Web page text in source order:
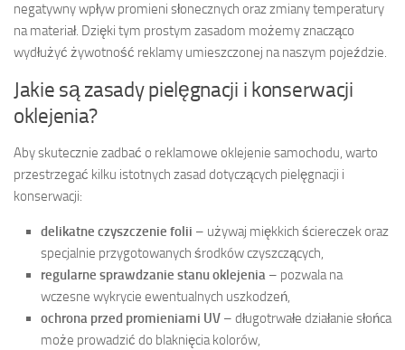
negatywny wpływ promieni słonecznych oraz zmiany temperatury
na materiał. Dzięki tym prostym zasadom możemy znacząco
wydłużyć żywotność reklamy umieszczonej na naszym pojeździe.
Jakie są zasady pielęgnacji i konserwacji
oklejenia?
Aby skutecznie zadbać o reklamowe oklejenie samochodu, warto
przestrzegać kilku istotnych zasad dotyczących pielęgnacji i
konserwacji:
delikatne czyszczenie folii – używaj miękkich ściereczek oraz
specjalnie przygotowanych środków czyszczących,
regularne sprawdzanie stanu oklejenia – pozwala na
wczesne wykrycie ewentualnych uszkodzeń,
ochrona przed promieniami UV – długotrwałe działanie słońca
może prowadzić do blaknięcia kolorów,